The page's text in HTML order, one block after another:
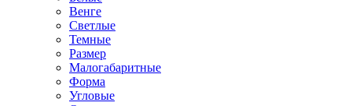
Венге
Светлые
Темные
Размер
Малогабаритные
Форма
Угловые